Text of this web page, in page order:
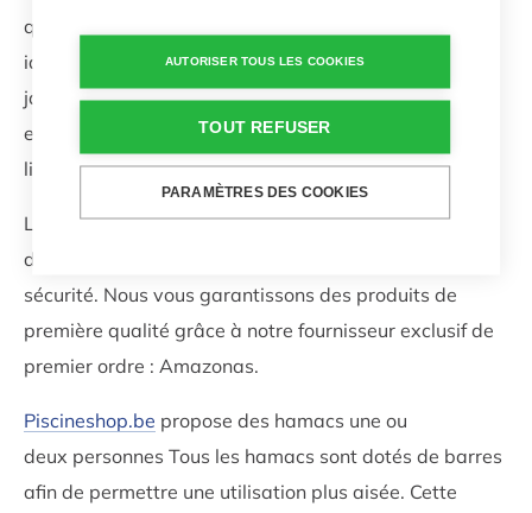
qualité. Il s’agit non seulement d’un moyen de détente
idéal, mais il décore aussi la zone de baignade et le
jardin si bien que vous profitez d’une ambiance
estivale tropicale. Un hamac assure un sentiment de
liberté !
Le site piscineshop.be vous offre la possibilité
d’acheter un hamac ou un fauteuil suspendu en toute
sécurité. Nous vous garantissons des produits de
première qualité grâce à notre fournisseur exclusif de
premier ordre : Amazonas.
Piscineshop.be propose des hamacs une ou
deux personnes Tous les hamacs sont dotés de barres
afin de permettre une utilisation plus aisée. Cette
AUTORISER TOUS LES COOKIES
TOUT REFUSER
PARAMÈTRES DES COOKIES